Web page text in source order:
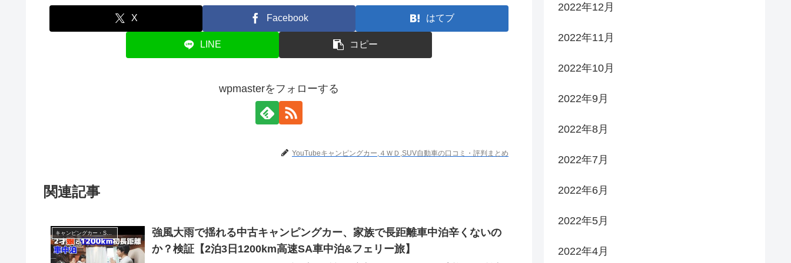
X Facebook はてブ
LINE コピー
wpmasterをフォローする
YouTubeキャンピングカー,４ＷＤ,SUV自動車の口コミ・評判まとめ
関連記事
キャンピングカー・SUV人気車種
強風大雨で揺れる中古キャンピングカー、家族で長距離車中泊辛くないの
か？検証【2泊3日1200km高速SA車中泊&フェリー旅】
2022年12月
2022年11月
2022年10月
2022年9月
2022年8月
2022年7月
2022年6月
2022年5月
2022年4月